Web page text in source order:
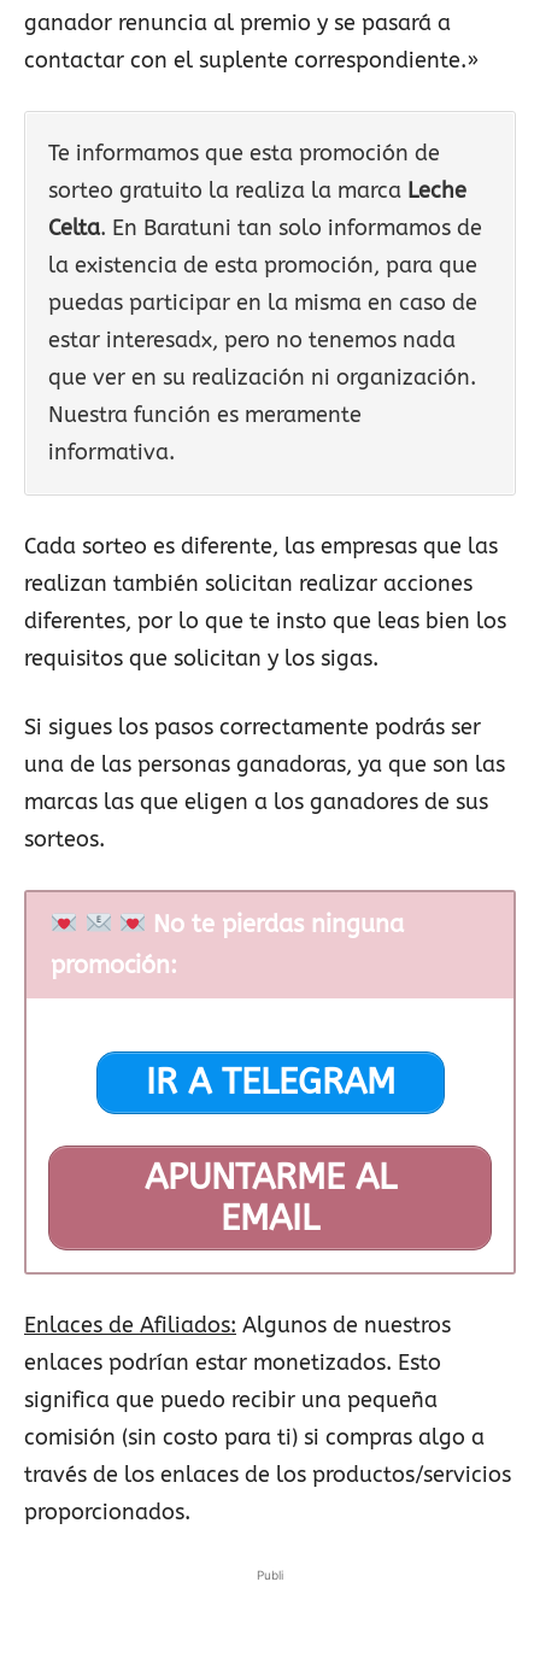
ganador renuncia al premio y se pasará a
contactar con el suplente correspondiente.»
Te informamos que esta promoción de
sorteo gratuito la realiza la marca Leche
Celta. En Baratuni tan solo informamos de
la existencia de esta promoción, para que
puedas participar en la misma en caso de
estar interesadx, pero no tenemos nada
que ver en su realización ni organización.
Nuestra función es meramente
informativa.
Cada sorteo es diferente, las empresas que las
realizan también solicitan realizar acciones
diferentes, por lo que te insto que leas bien los
requisitos que solicitan y los sigas.
Si sigues los pasos correctamente podrás ser
una de las personas ganadoras, ya que son las
marcas las que eligen a los ganadores de sus
sorteos.
No te pierdas ninguna
promoción:
IR A TELEGRAM
APUNTARME AL
EMAIL
Enlaces de Afiliados: Algunos de nuestros
enlaces podrían estar monetizados. Esto
significa que puedo recibir una pequeña
comisión (sin costo para ti) si compras algo a
través de los enlaces de los productos/servicios
proporcionados.
Publi